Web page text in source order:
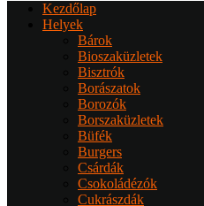
Kezdőlap
Helyek
Bárok
Bioszaküzletek
Bisztrók
Borászatok
Borozók
Borszaküzletek
Büfék
Burgers
Csárdák
Csokoládézók
Cukrászdák